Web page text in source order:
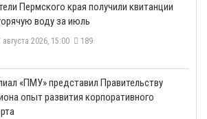
Пермского края получили квитанции
воду за июль
августа 2026, 15:00 189
«ПМУ» представил Правительству
опыт развития корпоративного